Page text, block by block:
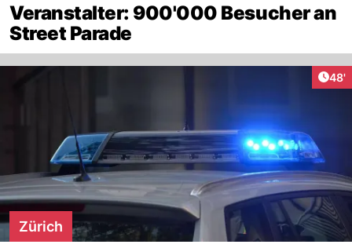
Veranstalter: 900'000 Besucher an
Street Parade
48'
Zürich